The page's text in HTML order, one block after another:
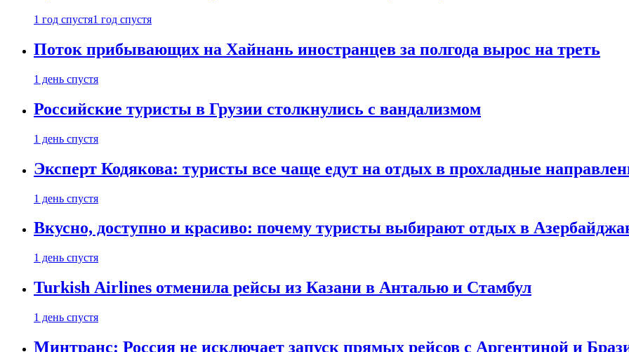
1 год спустя1 год спустя
Поток прибывающих на Хайнань иностранцев за полгода вырос на треть
1 день спустя
Российские туристы в Грузии столкнулись с вандализмом
1 день спустя
Эксперт Кодякова: туристы все чаще едут на отдых в прохладные
1 день спустя
Вкусно, доступно и красиво: почему туристы выбирают отдых в
1 день спустя
Turkish Airlines отменила рейсы из Казани в Анталью и Стамбул
1 день спустя
Минтранс: Россия не исключает запуск прямых рейсов с Аргентиной и